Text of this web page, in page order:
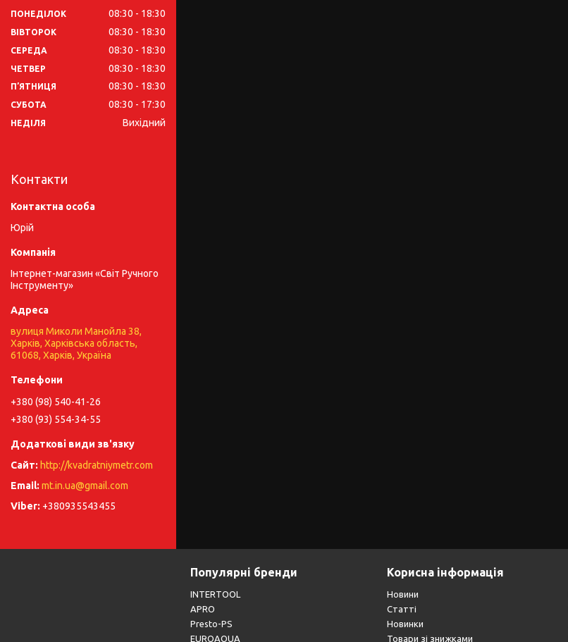
ПОНЕДІЛОК 08:30 18:30
ВІВТОРОК 08:30 18:30
СЕРЕДА 08:30 18:30
ЧЕТВЕР 08:30 18:30
ПʼЯТНИЦЯ 08:30 18:30
СУБОТА 08:30 17:30
НЕДІЛЯ Вихідний
Контакти
Юрій
Інтернет-магазин «Світ Ручного
Інструменту»
вулиця Миколи Манойла 38,
Харків, Харківська область,
61068, Харків, Україна
+380 (98) 540-41-26
+380 (93) 554-34-55
http://kvadratniymetr.com
mt.in.ua@gmail.com
+380935543455
Популярні бренди
INTERTOOL
APRO
Presto-PS
EUROAQUA
Корисна інформація
Новини
Статті
Новинки
Товари зі знижками